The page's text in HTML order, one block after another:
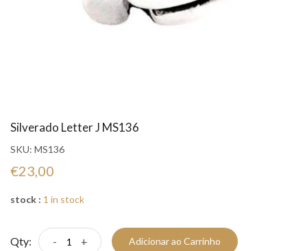
Silverado Letter J MS136
SKU: MS136
€23,00
stock : 1 in stock
Qty: - + Adicionar ao Carrinho